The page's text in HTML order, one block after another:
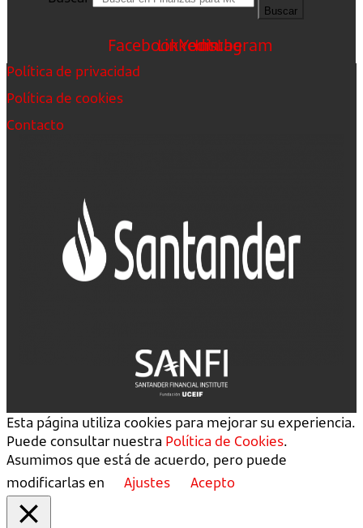
Buscar
FacebookLinkedin
Youtube
Instagram
Política de privacidad
Política de cookies
Contacto
Esta página utiliza cookies para mejorar su experiencia.
Puede consultar nuestra Política de Cookies.
Asumimos que está de acuerdo, pero puede
modificarlas en
Ajustes Acepto